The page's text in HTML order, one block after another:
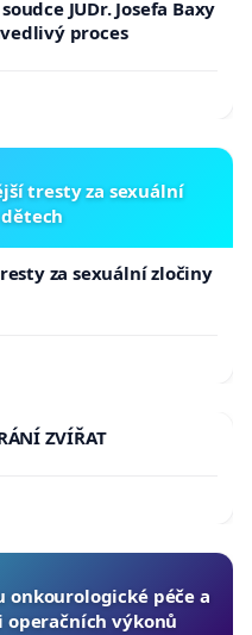
k utrpení lidí
se právě nyní ocitají v
JUDr. Josefa Baxy
proces
tresty za sexuální
za sexuální zločiny
ZVÍŘAT
onkourologické péče a
výkonů